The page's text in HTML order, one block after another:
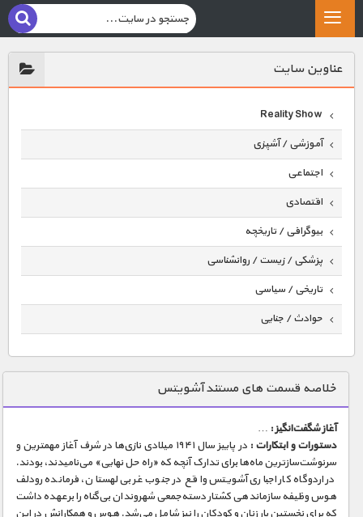
عناوين سايت
Reality Show
آموزشی / آشپزی
اجتماعی
اقتصادی
بیوگرافی / تاریخچه
پزشکی / زیست / روانشناسی
تاریخی / سیاسی
حوادث / جنایی
دنیای خوراکی ها
زمین شناسی / محیط زیست
سازه/ معماری/ مهندسی
سرگرمی
شناخت کودکان
خلاصه قسمت های مستند آشویتس
آغاز شگفت‌انگیز : …
دستورات و ابتکارات :
در پاییز سال ۱۹۴۱ میلادی نازی‌ها در شرف آغاز مهمترین و
سرنوشت‌سازترین ماه‌ها برای تدارک آنچه که «راه حل نهایی» می‌نامیدند٬ بودند.
در اردوگاه کار اجباری آشویتس واقع در جنوب غربی لهستان، فرمانده رودلف
هوس وظیفه سازماندهی کشتار دسته‌جمعی شهروندان بی‌گناه را برعهده داشت
که برای نخستین بار زنان و کودکان را نیز شامل می‌شد. هوس و همکارانش در این